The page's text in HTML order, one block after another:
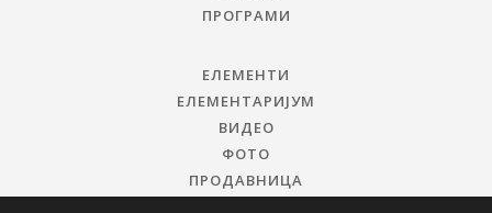
ПРОГРАМИ
ЕЛЕМЕНТИ
ЕЛЕМЕНТАРИЈУМ
ВИДЕО
ФОТО
ПРОДАВНИЦА